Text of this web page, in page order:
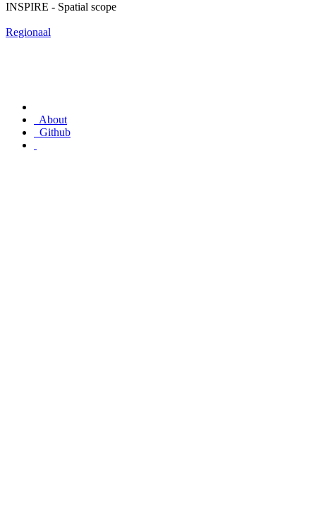
INSPIRE - Spatial scope
Regionaal
About
Github